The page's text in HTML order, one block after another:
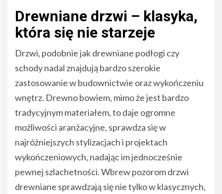
Drewniane drzwi – klasyka,
która się nie starzeje
Drzwi, podobnie jak drewniane podłogi czy
schody nadal znajdują bardzo szerokie
zastosowanie w budownictwie oraz wykończeniu
wnętrz. Drewno bowiem, mimo że jest bardzo
tradycyjnym materiałem, to daje ogromne
możliwości aranżacyjne, sprawdza się w
najróżniejszych stylizacjach i projektach
wykończeniowych, nadając im jednocześnie
pewnej szlachetności. Wbrew pozorom drzwi
drewniane sprawdzają się nie tylko w klasycznych,